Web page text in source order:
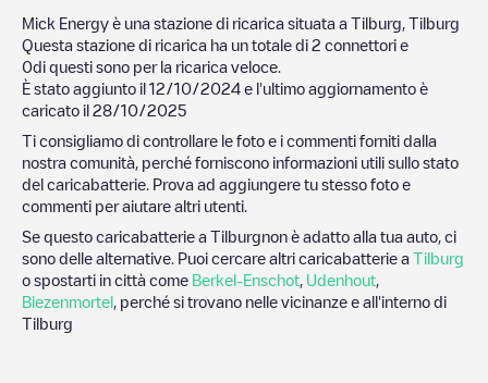
Mick Energy è una stazione di ricarica situata a Tilburg Tilburg
Questa stazione di ricarica ha un totale di 2 connettori e
0di questi sono per la ricarica veloce.
È stato aggiunto il 12/10/2024 e l'ultimo aggiornamento è
caricato il 28/10/2025
Ti consigliamo di controllare le foto e i commenti forniti dalla
nostra comunità, perché forniscono informazioni utili sullo stato
del caricabatterie. Prova ad aggiungere tu stesso foto e
commenti per aiutare altri utenti.
Se questo caricabatterie a Tilburgnon è adatto alla tua auto, ci
sono delle alternative. Puoi cercare altri caricabatterie a Tilburg
o spostarti in città come Berkel-Enschot Udenhout
Biezenmortel , perché si trovano nelle vicinanze e all'interno di
Tilburg